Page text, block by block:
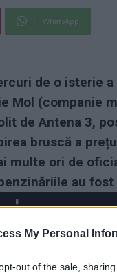
My Personal
out of the sale,
WhatsApp
de o isterie
Mol (companie
de Antena 3,
bruscă a
multe ori de
au